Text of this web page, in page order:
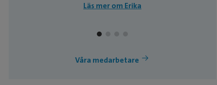
i alla delar av hästens rörelseapparat. De
Läs mer om Erika
Våra medarbetare